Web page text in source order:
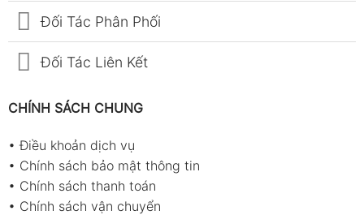
Đối Tác Phân Phối
Đối Tác Liên Kết
CHÍNH SÁCH CHUNG
•Điều khoản dịch vụ
• Chính sách bảo mật thông tin
• Chính sách thanh toán
• Chính sách vận chuyển